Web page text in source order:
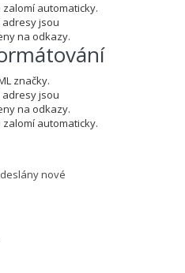
automaticky.
jsou
na odkazy.
značky.
jsou
na odkazy.
automaticky.
nové